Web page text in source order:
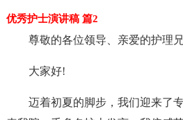
优秀护士演讲稿 篇2
尊敬的各位领导、亲爱的护理
大家好!
迈着初夏的脚步，我们迎来了